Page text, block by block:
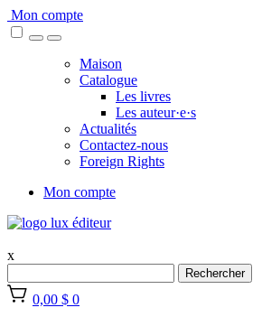
Skip
to
Mon compte
Maison
Catalogue
Les livres
Les auteur·e·s
Actualités
Contactez-nous
Foreign Rights
Mon compte
x
Rechercher
0,00 $ 0